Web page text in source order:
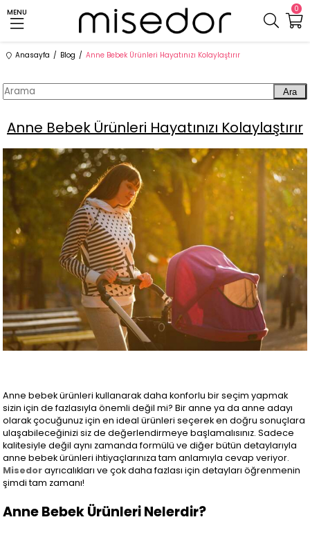
0
MENU
Anasayfa Blog Anne Bebek Ürünleri Hayatınızı Kolaylaştırır
Ara
Anne Bebek Ürünleri Hayatınızı Kolaylaştırır
Anne bebek ürünleri kullanarak daha konforlu bir seçim yapmak
sizin için de fazlasıyla önemli değil mi? Bir anne ya da anne adayı
olarak çocuğunuz için en ideal ürünleri seçerek en doğru sonuçlara
ulaşabileceğinizi siz de değerlendirmeye başlamalısınız. Sadece
kalitesiyle değil aynı zamanda formülü ve diğer bütün detaylarıyla
anne bebek ürünleri ihtiyaçlarınıza tam anlamıyla cevap veriyor.
Misedorayrıcalıkları ve çok daha fazlası için detayları öğrenmenin
şimdi tam zamanı!
Anne Bebek Ürünleri Nelerdir?